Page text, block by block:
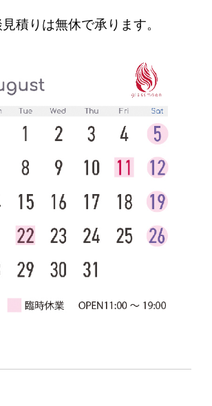
積りは無休で承ります。